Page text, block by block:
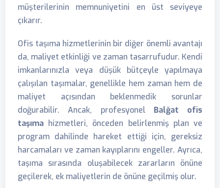
müşterilerinin memnuniyetini en üst seviyeye
çıkarır.
Ofis taşıma hizmetlerinin bir diğer önemli avantajı
da, maliyet etkinliği ve zaman tasarrufudur. Kendi
imkanlarınızla veya düşük bütçeyle yapılmaya
çalışılan taşımalar, genellikle hem zaman hem de
maliyet açısından beklenmedik sorunlar
doğurabilir. Ancak, profesyonel Balğat ofis
taşıma hizmetleri, önceden belirlenmiş plan ve
program dahilinde hareket ettiği için, gereksiz
harcamaları ve zaman kayıplarını engeller. Ayrıca,
taşıma sırasında oluşabilecek zararların önüne
geçilerek, ek maliyetlerin de önüne geçilmiş olur.